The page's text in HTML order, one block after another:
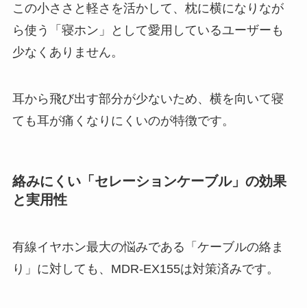
この小ささと軽さを活かして、枕に横になりなが
ら使う「寝ホン」として愛用しているユーザーも
少なくありません。
耳から飛び出す部分が少ないため、横を向いて寝
ても耳が痛くなりにくいのが特徴です。
絡みにくい「セレーションケーブル」の効果
と実用性
有線イヤホン最大の悩みである「ケーブルの絡ま
り」に対しても、MDR-EX155は対策済みです。